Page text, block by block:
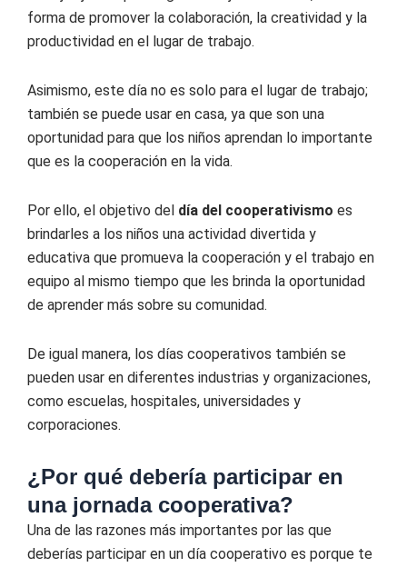
forma de promover la colaboración, la creatividad y la
productividad en el lugar de trabajo.
Asimismo, este día no es solo para el lugar de trabajo;
también se puede usar en casa, ya que son una
oportunidad para que los niños aprendan lo importante
que es la cooperación en la vida.
Por ello, el objetivo del día del cooperativismo es
brindarles a los niños una actividad divertida y
educativa que promueva la cooperación y el trabajo en
equipo al mismo tiempo que les brinda la oportunidad
de aprender más sobre su comunidad.
De igual manera, los días cooperativos también se
pueden usar en diferentes industrias y organizaciones,
como escuelas, hospitales, universidades y
corporaciones.
¿Por qué debería participar en
una jornada cooperativa?
Una de las razones más importantes por las que
deberías participar en un día cooperativo es porque te